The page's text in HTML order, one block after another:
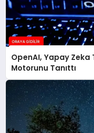
OpenAI, Yapay Zeka
Motorunu Tanıttı